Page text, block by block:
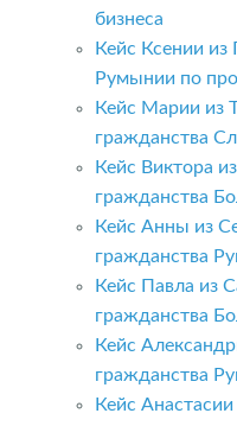
бизнеса
Кейс Ксении
Румынии по
Кейс Марии из
гражданства
Кейс Виктора
гражданства
Кейс Анны из
гражданства
Кейс Павла из
гражданства
Кейс
гражданства
Кейс